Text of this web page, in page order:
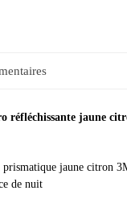
réfléchissante jaune
jaune citron
de nuit